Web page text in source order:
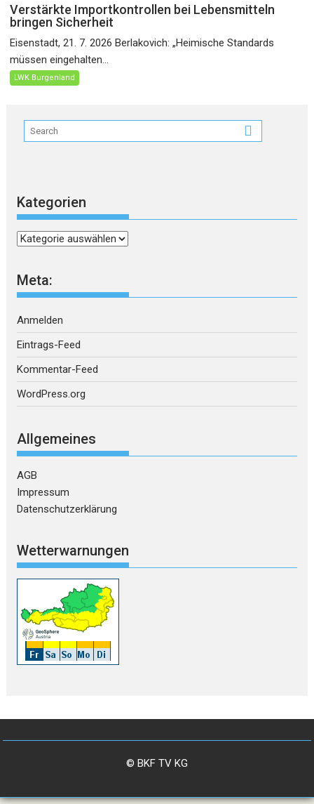
Verstärkte Importkontrollen bei Lebensmitteln
bringen Sicherheit
Eisenstadt, 21. 7. 2026 Berlakovich: „Heimische Standards
müssen eingehalten...
LWK Burgenland
Kategorien
Kategorien
Meta:
Anmelden
Eintrags-Feed
Kommentar-Feed
WordPress.org
Allgemeines
AGB
Impressum
Datenschutzerklärung
Wetterwarnungen
© BKF TV KG